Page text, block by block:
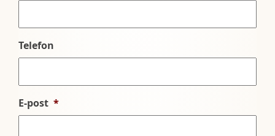
Telefon
E-post *